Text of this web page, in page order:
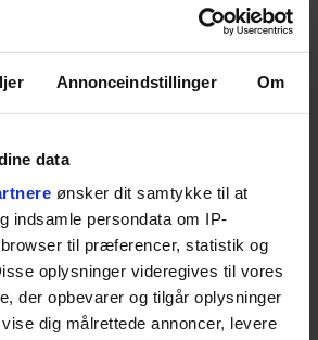
Annonceindstillinger Om
data
ønsker dit samtykke til at
indsamle persondata om IP-
til præferencer, statistik og
oplysninger videregives til vores
der opbevarer og tilgår oplysninger
dig målrettede annoncer, levere
popstjerne selv
i et portræt om
frygten for
og den
på.
kollektion er relevant langt ud over
til det kommende partnerskab
cementerer BOSS sin position i